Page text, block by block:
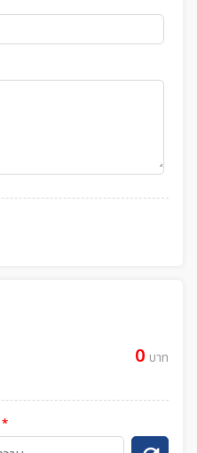
0 บาท
*